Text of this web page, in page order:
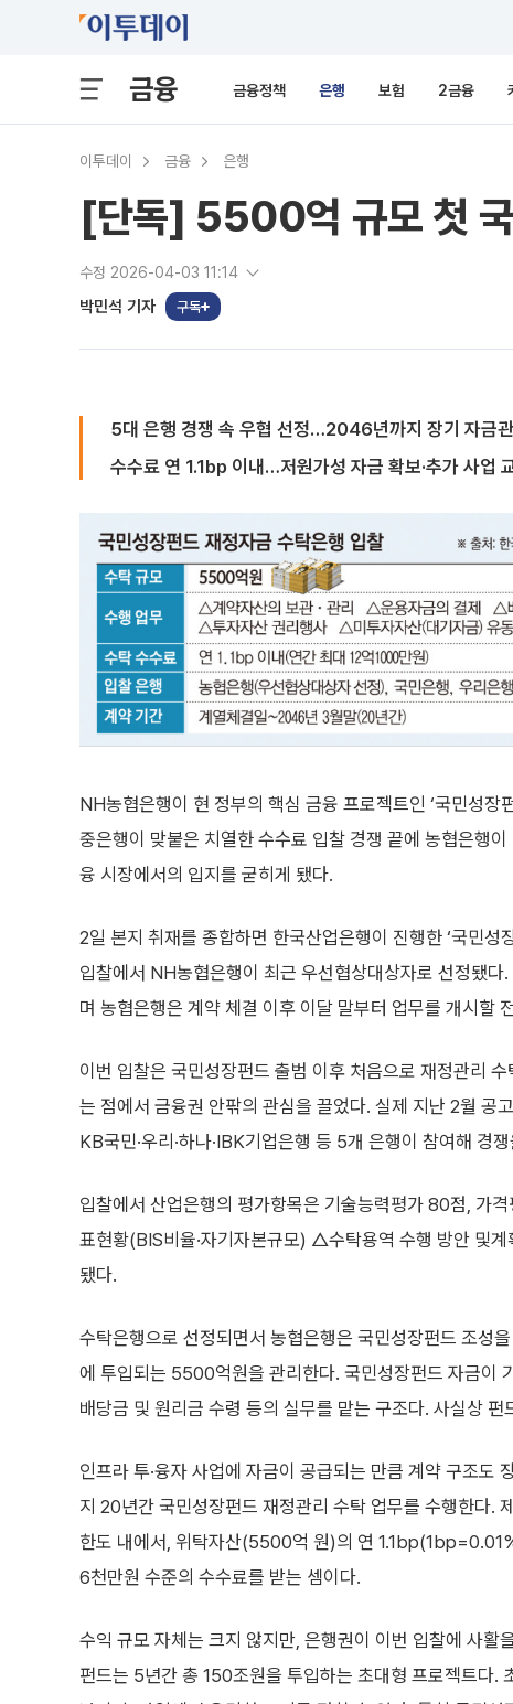
금융 금융정책 은행 보험 2금융
이투데이 금융 은행
[단독] 5500억 규모 첫 국
수정 2026-04-03 11:14
박민석 기자 구독
5대 은행 경쟁 속 우협 선정…2046년까지 장기 자금
수수료 연 1.1bp 이내…저원가성 자금 확보·추가 사업
NH농협은행이 현 정부의 핵심 금융 프로젝트인 ‘국민성장
중은행이 맞붙은 치열한 수수료 입찰 경쟁 끝에 농협은행
융 시장에서의 입지를 굳히게 됐다.
2일 본지 취재를 종합하면 한국산업은행이 진행한 ‘국민성
입찰에서 NH농협은행이 최근 우선협상대상자로 선정됐다.
며 농협은행은 계약 체결 이후 이달 말부터 업무를 개시할
이번 입찰은 국민성장펀드 출범 이후 처음으로 재정관리
는 점에서 금융권 안팎의 관심을 끌었다. 실제 지난 2월 공
KB국민·우리·하나·IBK기업은행 등 5개 은행이 참여해 경
입찰에서 산업은행의 평가항목은 기술능력평가 80점, 가
표현황(BIS비율·자기자본규모) △수탁용역 수행 방안 및
됐다.
수탁은행으로 선정되면서 농협은행은 국민성장펀드 조성
에 투입되는 5500억원을 관리한다. 국민성장펀드 자금
배당금 및 원리금 수령 등의 실무를 맡는 구조다. 사실상
인프라 투·융자 사업에 자금이 공급되는 만큼 계약 구조
지 20년간 국민성장펀드 재정관리 수탁 업무를 수행한다.
한도 내에서, 위탁자산(5500억 원)의 연
6천만원 수준의 수수료를 받는 셈이다.
수익 규모 자체는 크지 않지만, 은행권이 이번 입찰에 사활
펀드는 5년간 총 150조원을 투입하는 초대형 프로젝트다.